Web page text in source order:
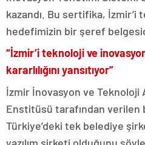
kazandı. Bu sertifika, İzmir’i
hedefimizin bir şeref
“İzmir’i teknoloji ve
kararlılığını yansıtıyor”
İzmir İnovasyon ve Teknoloji
Enstitüsü tarafından verilen
Türkiye’deki tek belediye